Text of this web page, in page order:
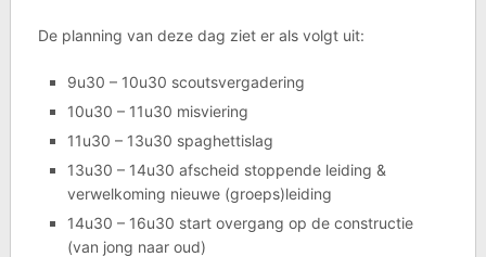
De planning van deze dag ziet er als volgt uit:
9u30 – 10u30 scoutsvergadering
10u30 – 11u30 misviering
11u30 – 13u30 spaghettislag
13u30 – 14u30 afscheid stoppende leiding &
verwelkoming nieuwe (groeps)leiding
14u30 – 16u30 start overgang op de constructie
(van jong naar oud)